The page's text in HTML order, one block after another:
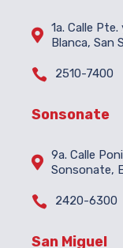
 1a. Calle
Blanca, San
 2510-7400
Sonsonate
 9a. Calle
Sonsonate,
 2420-6300
San Miguel